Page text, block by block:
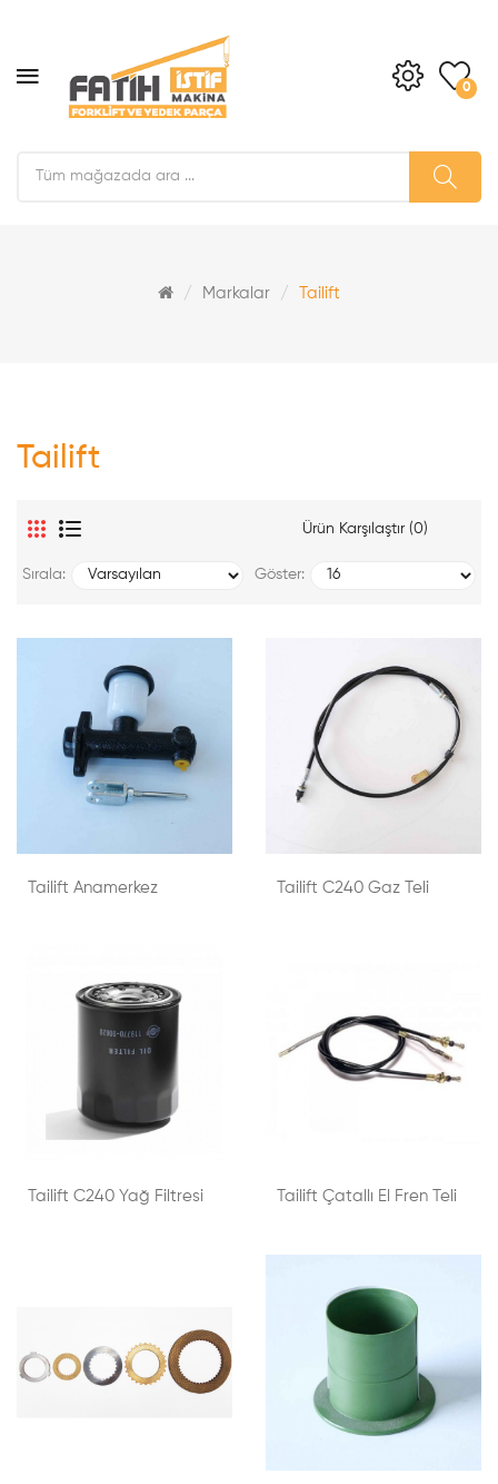
0
Markalar Tailift
Tailift
Ürün Karşılaştır (0)
Sırala: Göster:
Tailift Anamerkez Tailift C240 Gaz Teli
Tailift C240 Yağ Filtresi Tailift Çatallı El Fren Teli